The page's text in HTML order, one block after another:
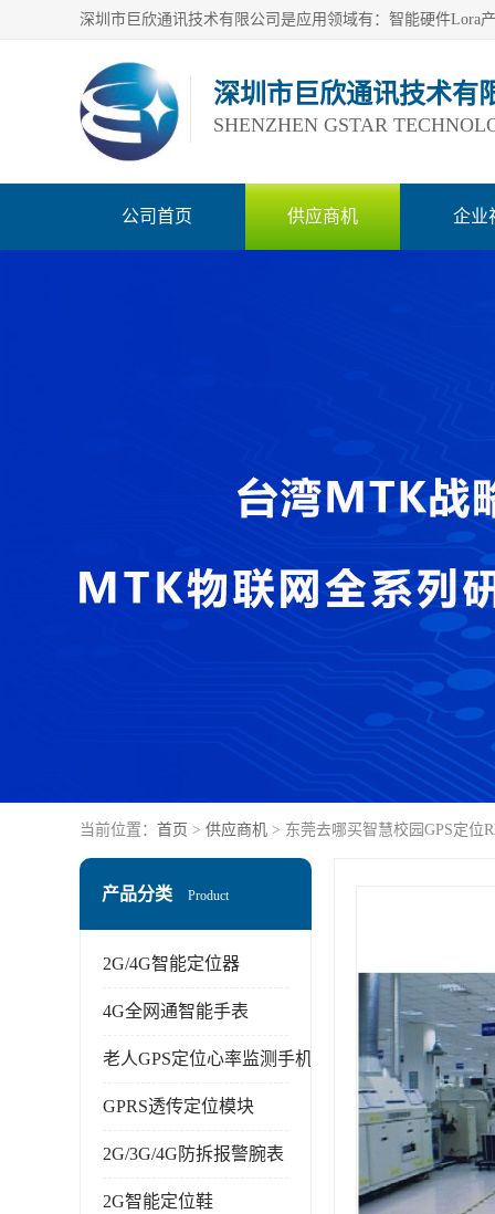
深圳市巨欣通讯技术有
SHENZHEN GSTAR
公司首页 供应商机 企业
当前位置： 首页 > 供应商机 > 东莞去哪买智慧校园GPS定位
产品分类 Product
2G/4G智能定位器
4G全网通智能手表
老人GPS定位心率监测手机
GPRS透传定位模块
2G/3G/4G防拆报警腕表
2G智能定位鞋